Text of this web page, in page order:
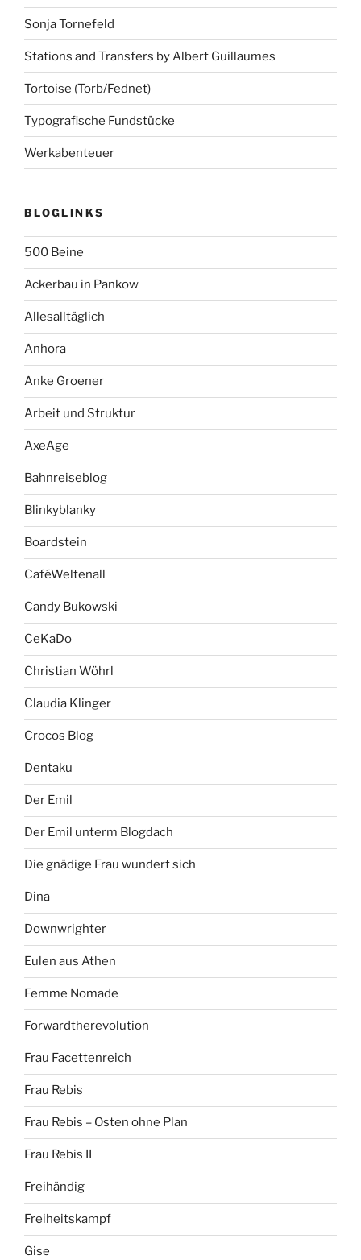
Sonja Tornefeld
Stations and Transfers by Albert Guillaumes
Tortoise (Torb/Fednet)
Typografische Fundstücke
Werkabenteuer
BLOGLINKS
500 Beine
Ackerbau in Pankow
Allesalltäglich
Anhora
Anke Groener
Arbeit und Struktur
AxeAge
Bahnreiseblog
Blinkyblanky
Boardstein
CaféWeltenall
Candy Bukowski
CeKaDo
Christian Wöhrl
Claudia Klinger
Crocos Blog
Dentaku
Der Emil
Der Emil unterm Blogdach
Die gnädige Frau wundert sich
Dina
Downwrighter
Eulen aus Athen
Femme Nomade
Forwardtherevolution
Frau Facettenreich
Frau Rebis
Frau Rebis – Osten ohne Plan
Frau Rebis II
Freihändig
Freiheitskampf
Gise